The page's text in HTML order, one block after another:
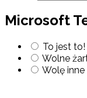
Microsoft
To jest to!
Wolne
Wolę